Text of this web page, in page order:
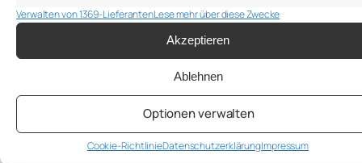
Verwalten von 1369-LieferantenLese mehr über diese Zwecke
Akzeptieren
Ablehnen
Optionen verwalten
Cookie-RichtlinieDatenschutzerklärungImpressum
Anton Samsonov
a.samsonov@thepsychologist.de